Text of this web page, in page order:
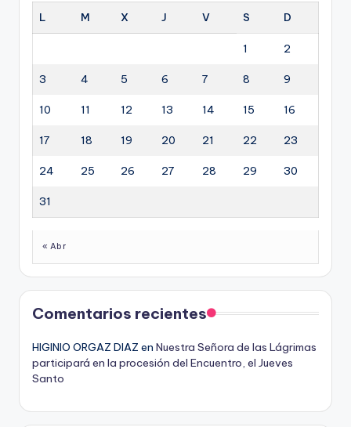
L
M X J V S D
1 2
3 4 5 6 7 8 9
10 11 12 13 14 15 16
17 18 19 20 21 22 23
24 25 26 27 28 29 30
31
« Abr
Comentarios recientes
HIGINIO ORGAZ DIAZ en Nuestra Señora de las Lágrimas
participará en la procesión del Encuentro, el Jueves
Santo